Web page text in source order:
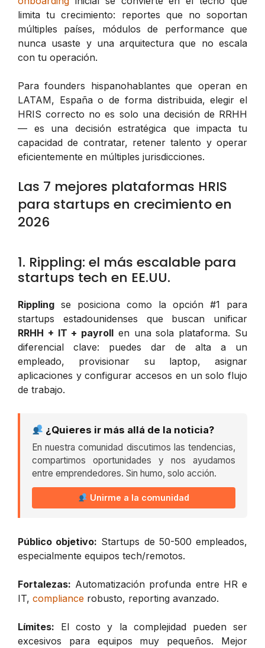
limita tu crecimiento: reportes que no soportan
múltiples países, módulos de performance que
nunca usaste y una arquitectura que no escala
con tu operación.
Para founders hispanohablantes que operan en
LATAM, España o de forma distribuida, elegir el
HRIS correcto no es solo una decisión de RRHH
— es una decisión estratégica que impacta tu
capacidad de contratar, retener talento y operar
eficientemente en múltiples jurisdicciones.
Las 7 mejores plataformas HRIS
para startups en crecimiento en
2026
1. Rippling: el más escalable para
startups tech en EE.UU.
Rippling se posiciona como la opción #1 para
startups estadounidenses que buscan unificar
RRHH + IT + payroll en una sola plataforma. Su
diferencial clave: puedes dar de alta a un
empleado, provisionar su laptop, asignar
aplicaciones y configurar accesos en un solo flujo
de trabajo.
¿Quieres ir más allá de la noticia?
En nuestra comunidad discutimos las tendencias,
compartimos oportunidades y nos ayudamos
entre emprendedores. Sin humo, solo acción.
Unirme a la comunidad
Público objetivo: Startups de 50-500 empleados,
especialmente equipos tech/remotos.
Fortalezas: Automatización profunda entre HR e
IT, compliance robusto, reporting avanzado.
Límites: El costo y la complejidad pueden ser
excesivos para equipos muy pequeños. Mejor